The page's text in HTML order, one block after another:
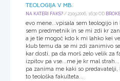
TEOLOGIJA V MB.
NA KATERI FAKS? / 23.09.2006, 16:30 OD
evo mene...vpisala sem teologijo
sem predmetnik in se mi zdi kr
a je tle mogoč kdo k mi lahko kei
klub temu da se mi zdi zanimivo
kar dosti, pa da morš zelo velik za
izpitov pa vse...me je kr mal strah...
pa zanima me kaki so predavatelji,
to teološka fakulteta...